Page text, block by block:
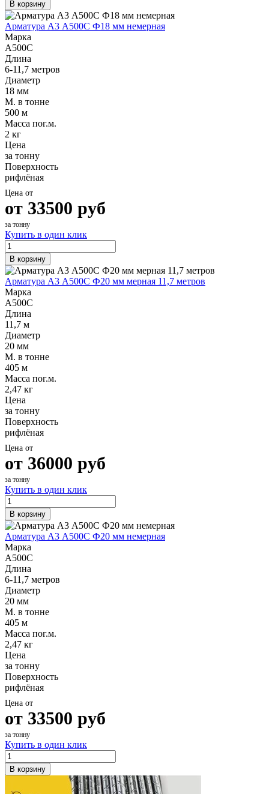
В корзину
Арматура А3 А500С Ф18 мм немерная
Марка
А500С
Длина
6-11,7 метров
Диаметр
18 мм
М. в тонне
500 м
Масса пог.м.
2 кг
Цена
за тонну
Поверхность
рифлёная
Цена от
от 33500 руб
за тонну
Купить в один клик
В корзину
Арматура А3 А500С Ф20 мм мерная 11,7 метров
Марка
А500С
Длина
11,7 м
Диаметр
20 мм
М. в тонне
405 м
Масса пог.м.
2,47 кг
Цена
за тонну
Поверхность
рифлёная
Цена от
от 36000 руб
за тонну
Купить в один клик
В корзину
Арматура А3 А500С Ф20 мм немерная
Марка
А500С
Длина
6-11,7 метров
Диаметр
20 мм
М. в тонне
405 м
Масса пог.м.
2,47 кг
Цена
за тонну
Поверхность
рифлёная
Цена от
от 33500 руб
за тонну
Купить в один клик
В корзину